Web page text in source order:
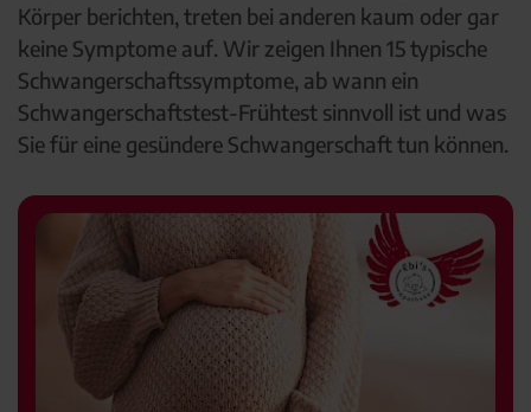
Körper berichten, treten bei anderen kaum oder gar
keine Symptome auf. Wir zeigen Ihnen 15 typische
Schwangerschaftssymptome, ab wann ein
Schwangerschaftstest-Frühtest sinnvoll ist und was
Sie für eine gesündere Schwangerschaft tun können.